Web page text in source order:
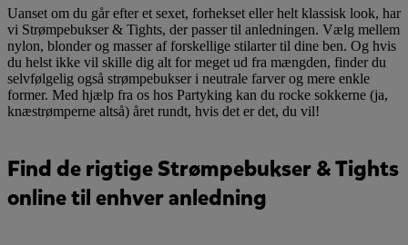
Uanset om du går efter et sexet, forhekset eller helt klassisk look, har
vi Strømpebukser & Tights, der passer til anledningen. Vælg mellem
nylon, blonder og masser af forskellige stilarter til dine ben. Og hvis
du helst ikke vil skille dig alt for meget ud fra mængden, finder du
selvfølgelig også strømpebukser i neutrale farver og mere enkle
former. Med hjælp fra os hos Partyking kan du rocke sokkerne (ja,
knæstrømperne altså) året rundt, hvis det er det, du vil!
Find de rigtige Strømpebukser & Tights
online til enhver anledning